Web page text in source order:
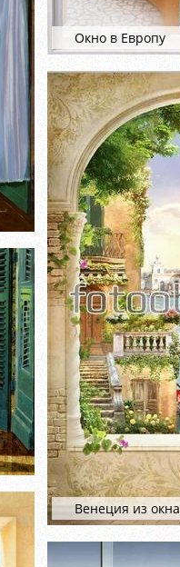
Окно в Европу
Венеция из окна